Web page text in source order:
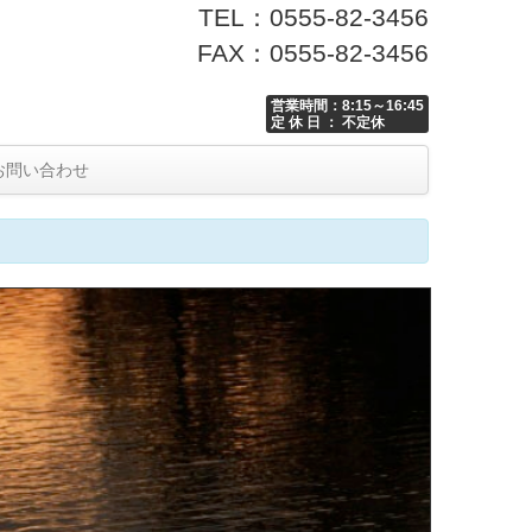
TEL：0555-82-3456
FAX：0555-82-3456
営業時間：8:15～16:45
定 休 日 ： 不定休
い合わせ